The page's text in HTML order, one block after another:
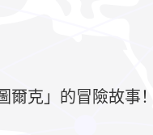
爾克」的冒險故事！